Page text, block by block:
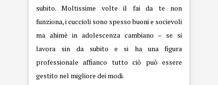
subito. Moltissime volte il fai da te non
funziona, i cuccioli sono spesso buoni e socievoli
ma ahimè in adolescenza cambiano – se si
lavora sin da subito e si ha una figura
professionale affianco tutto ciò può essere
gestito nel migliore dei modi.